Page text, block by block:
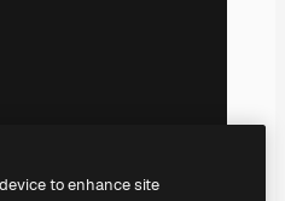
to enhance site